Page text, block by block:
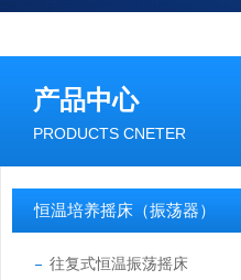
产品中心
PRODUCTS CNETER
恒温培养摇床（振荡器）
往复式恒温振荡摇床